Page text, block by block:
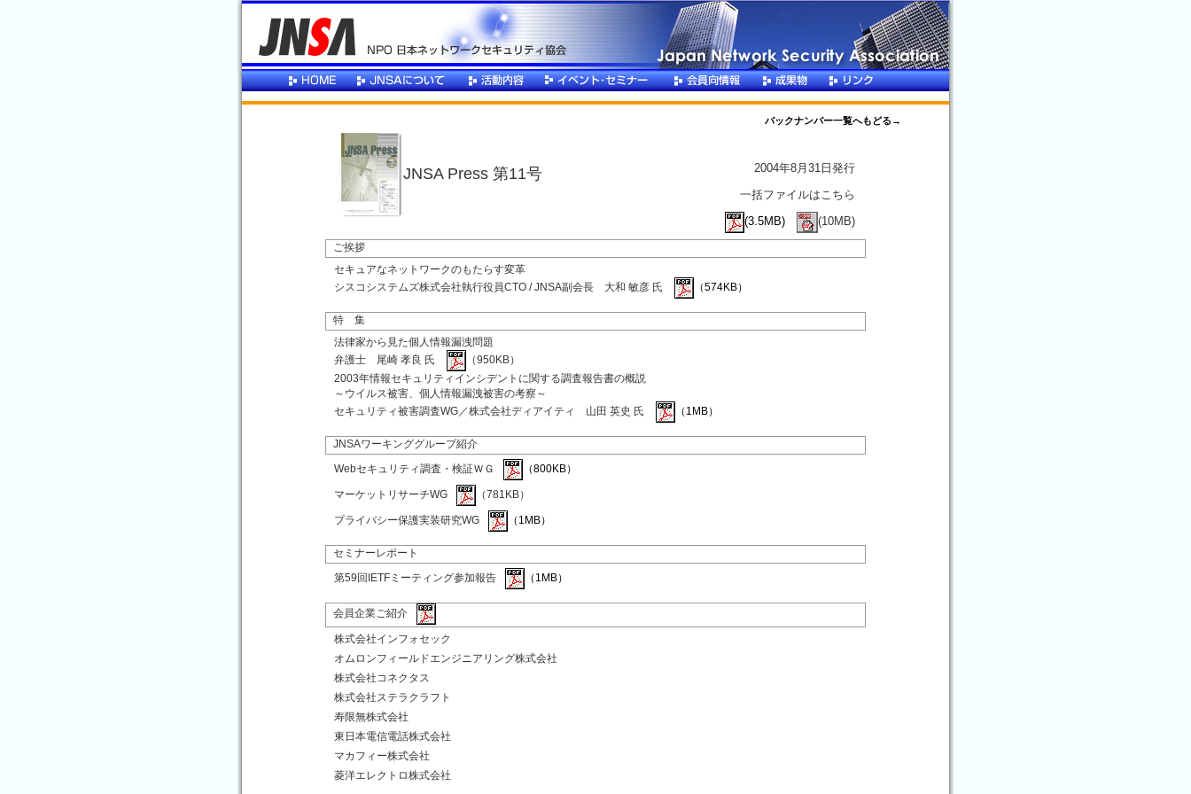
バックナンバー一覧へもどる→
JNSA Press 第11号
2004年8月31日発行
一括ファイルはこちら
(3.5MB)
(10MB)
ご挨拶
セキュアなネットワークのもたらす変革
シスコシステムズ株式会社執行役員CTO / JNSA副会長 大和 敏彦 氏
（574KB）
特 集
法律家から見た個人情報漏洩問題
弁護士 尾崎 孝良 氏
（950KB）
2003年情報セキュリティインシデントに関する調査報告書の概説
～ウイルス被害、個人情報漏洩被害の考察～
セキュリティ被害調査WG／株式会社ディアイティ 山田 英史 氏
（1MB）
JNSAワーキンググループ紹介
Webセキュリティ調査・検証ＷＧ （800KB）
マーケットリサーチWG （781KB）
プライバシー保護実装研究WG （1MB）
セミナーレポート
第59回IETFミーティング参加報告 （1MB）
会員企業ご紹介
株式会社インフォセック
オムロンフィールドエンジニアリング株式会社
株式会社コネクタス
株式会社ステラクラフト
寿限無株式会社
東日本電信電話株式会社
マカフィー株式会社
菱洋エレクトロ株式会社